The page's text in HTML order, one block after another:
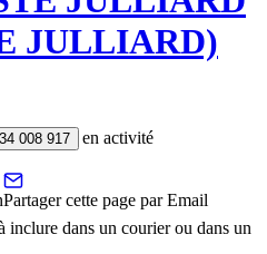
JULLIARD)
008 917
en activité
Partager cette page par Email
inclure dans un courier ou dans un